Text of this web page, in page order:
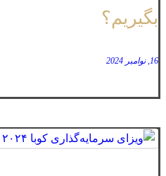
بگیریم؟
16, نوامبر 2024